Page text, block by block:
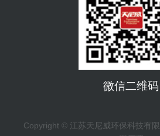
微信二维码
Copyright © 江苏天尼威环保科技有